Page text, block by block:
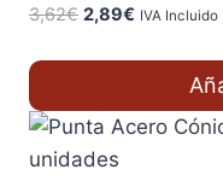
3,62€ El
3,62€.
2,89€ El
2,89€.
IVA Incluido